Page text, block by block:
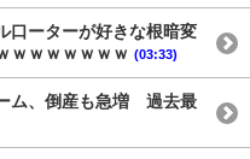
口ーターが好きな根暗変
ｗｗｗｗｗｗｗ (03:33)
ム、倒産も急増 過去最